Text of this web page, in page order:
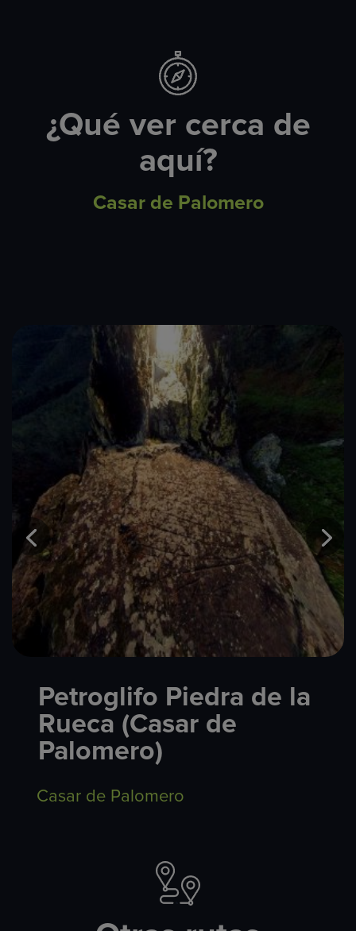
¿Qué ver cerca de
aquí?
Casar de Palomero
Petroglifo Piedra de la
Rueca (Casar de
Palomero)
Casar de Palomero